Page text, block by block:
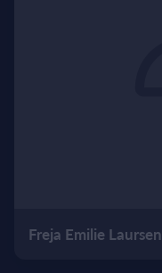
Freja Emilie Laursen